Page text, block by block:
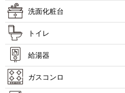
洗面化粧台
トイレ
給湯器
ガスコンロ